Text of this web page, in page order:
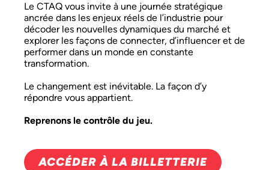
Le CTAQ vous invite à une journée stratégique
ancrée dans les enjeux réels de l’industrie pour
décoder les nouvelles dynamiques du marché et
explorer les façons de connecter, d’influencer et de
performer dans un monde en constante
transformation.
Le changement est inévitable. La façon d’y
répondre vous appartient.
Reprenons le contrôle du jeu.
ACCÉDER À LA BILLETTERIE